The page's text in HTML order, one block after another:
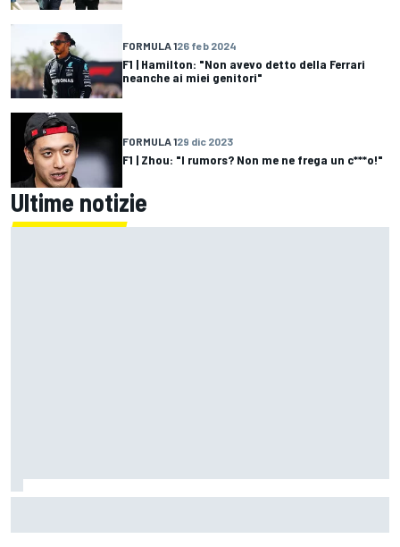
FORMULA 126 feb 2024
F1 | Hamilton: "Non avevo detto della Ferrari
neanche ai miei genitori"
FORMULA 129 dic 2023
F1 | Zhou: "I rumors? Non me ne frega un c***o!"
Ultime notizie